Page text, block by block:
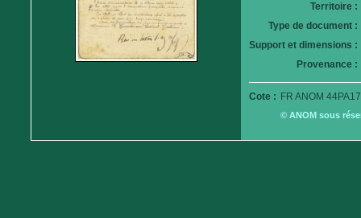
Territoire :
Type de document :
Support et dimensions :
Provenance :
Cote : FR ANOM
© ANOM sous